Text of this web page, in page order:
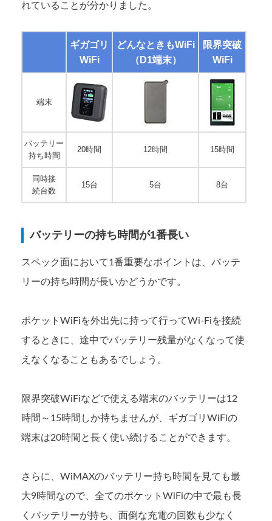
れていることが分かりました。
ギガゴリ
WiFi
どんなときもWiFi
（D1端末）
限界突破
WiFi
端末
バッテリー
持ち時間
20時間 12時間 15時間
同時接
続台数
15台 5台 8台
バッテリーの持ち時間が1番長い
スペック面において1番重要なポイントは、バッテ
リーの持ち時間が長いかどうかです。
ポケットWiFiを外出先に持って行ってWi-Fiを接続
するときに、途中でバッテリー残量がなくなって使
えなくなることもあるでしょう。
限界突破WiFiなどで使える端末のバッテリーは12
時間～15時間しか持ちませんが、ギガゴリWiFiの
端末は20時間と長く使い続けることができます。
さらに、WiMAXのバッテリー持ち時間を見ても最
大9時間なので、全てのポケットWiFiの中で最も長
くバッテリーが持ち、面倒な充電の回数も少なく